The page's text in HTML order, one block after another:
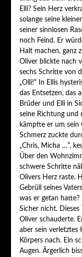
Elli? Sein Herz
solange seine
seiner sinnlosen
noch Feind. Er
Halt machen, ganz
Oliver blickte nach
sechs Schritte von
„Olli!“ In Ellis
das Entsetzen, das
Brüder und Elli in
seine Richtung und
kämpfte er um sein
Schmerz zuckte
„Chris, Micha …“,
Über den
schwere Schritte
Olivers Herz raste.
Gebrüll seines
was er getan hatte?
Sicher nicht.
Oliver schauderte.
aber sein verletztes
Körpers nach. Ein
Augen. Ärgerlich